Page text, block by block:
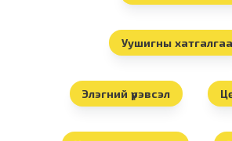
Уушигны хатгалгаа
Элэгний үрэвсэл